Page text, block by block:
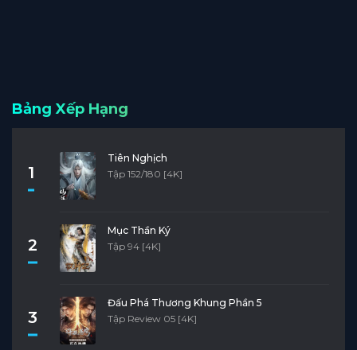
Bảng Xếp Hạng
1
Tiên Nghịch
Tập 152/180 [4K]
2
Mục Thần Ký
Tập 94 [4K]
3
Đấu Phá Thương Khung Phần 5
Tập Review 05 [4K]